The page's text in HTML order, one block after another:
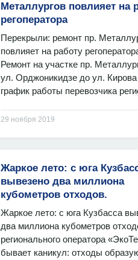
Металлургов повлияет на
регоператора
Перекрыли: ремонт пр.
повлияет на работу
Ремонт на участке пр.
ул. Орджоникидзе до ул. Кирова
график работы перевозчика
29 ноября 2019
Жаркое лето: с юга
вывезено два миллиона
кубометров отходов.
Жаркое лето: с юга Кузбасса
два миллиона кубометров
регионального оператора
бывает каникул: отходы